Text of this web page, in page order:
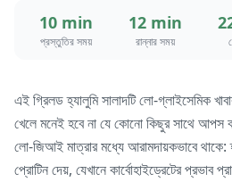
10 min
প্রস্তুতির সময়
12 min
রান্নার সময়
এই গ্রিলড হ্যালুমি সালাদটি লো-গ্লাইসেমিক
খেলে মনেই হবে না যে কোনো কিছুর সাথে আপস
লো-জিআই মাত্রার মধ্যে আরামদায়কভাবে থাকে:
প্রোটিন দেয়, যেখানে কার্বোহাইড্রেটের